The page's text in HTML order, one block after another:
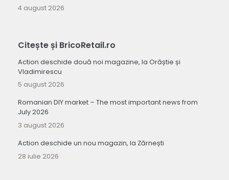
4 august 2026
Citește și BricoRetail.ro
Action deschide două noi magazine, la Orăștie și
Vladimirescu
5 august 2026
Romanian DIY market – The most important news from
July 2026
3 august 2026
Action deschide un nou magazin, la Zărnești
28 iulie 2026